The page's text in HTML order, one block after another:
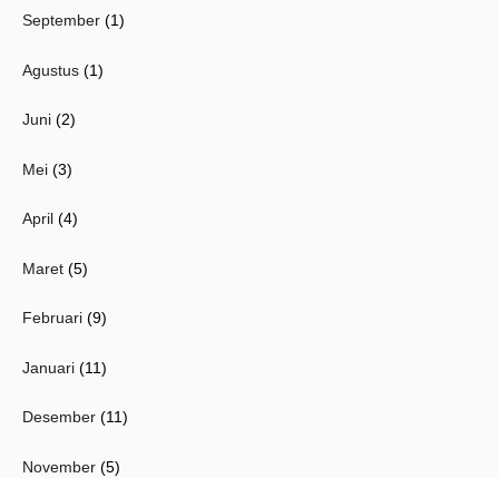
September (1)
Agustus (1)
Juni (2)
Mei (3)
April (4)
Maret (5)
Februari (9)
Januari (11)
Desember (11)
November (5)